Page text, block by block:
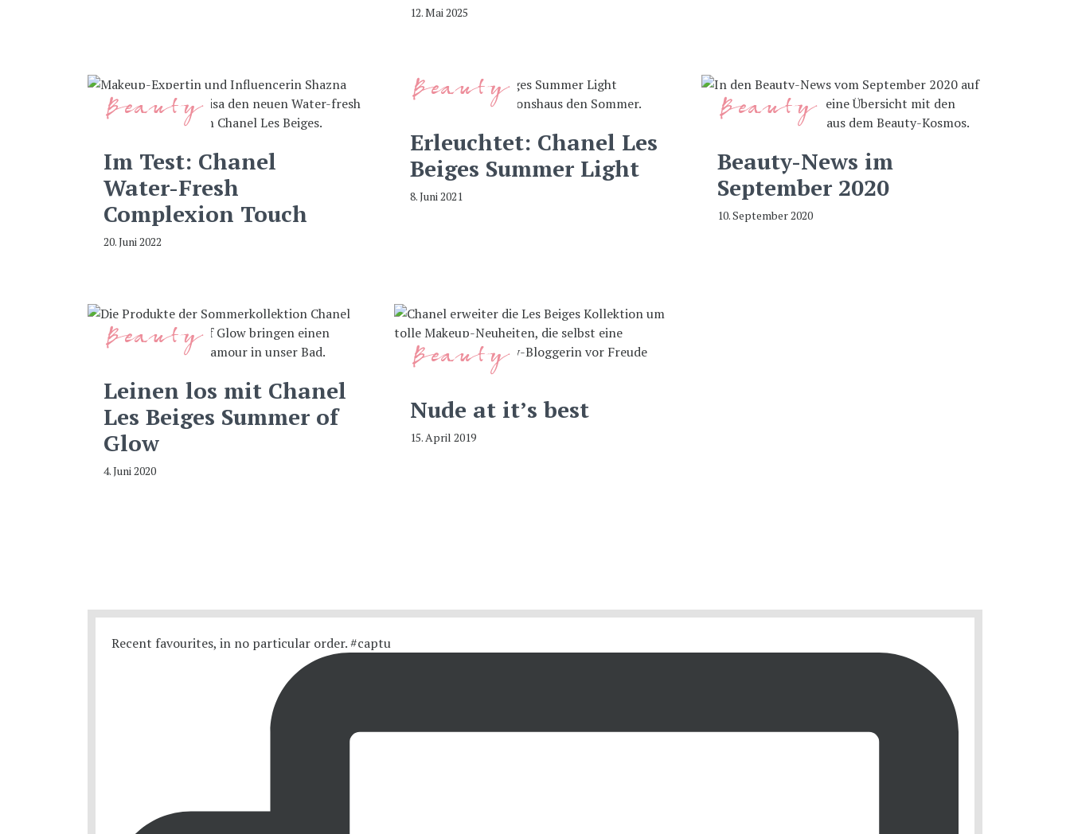
12. Mai 2025
Beauty
Im Test: Chanel
Water-Fresh
Complexion Touch
20. Juni 2022
Beauty
Erleuchtet: Chanel Les
Beiges Summer Light
8. Juni 2021
Beauty
Beauty-News im
September 2020
10. September 2020
Beauty
Leinen los mit Chanel
Les Beiges Summer of
Glow
4. Juni 2020
Beauty
Nude at it’s best
15. April 2019
Recent favourites, in no particular order. #captu